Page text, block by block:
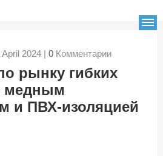
April 2024 | 0Комментарии
рынку гибких
медным
и ПВХ-изоляцией